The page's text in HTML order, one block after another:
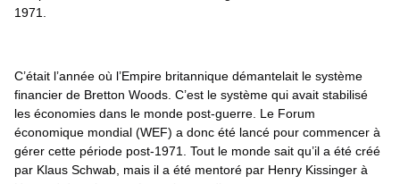
1971.
C’était l’année où l’Empire britannique démantelait le système
financier de Bretton Woods. C’est le système qui avait stabilisé
les économies dans le monde post-guerre. Le Forum
économique mondial (WEF) a donc été lancé pour commencer à
gérer cette période post-1971. Tout le monde sait qu’il a été créé
par Klaus Schwab, mais il a été mentoré par Henry Kissinger à